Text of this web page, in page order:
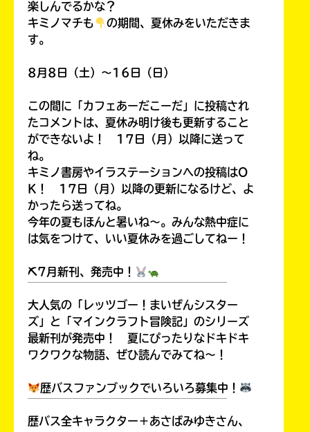
楽しんでるかな？
キミノマチも
の期間、夏休みをいただきま
す。
8月8日（土）～16日（日）
この間に「カフェあーだこーだ」に投稿され
たコメントは、夏休み明け後も更新すること
ができないよ！ 17日（月）以降に送って
ね。
キミノ書房やイラステーションへの投稿はO
K！ 17日（月）以降の更新になるけど、よ
かったら送ってね。
今年の夏もほんと暑いね～。みんな熱中症に
は気をつけて、いい夏休みを過ごしてねー！
⛏7月新刊、発売中！
大人気の「レッツゴー！まいぜんシスター
ズ」と「マインクラフト冒険記」のシリーズ
最新刊が発売中！ 夏にぴったりなドキドキ
ワクワクな物語、ぜひ読んでみてね～！
歴バスファンブックでいろいろ募集中！
歴バス全キャラクター＋あさばみゆきさん、